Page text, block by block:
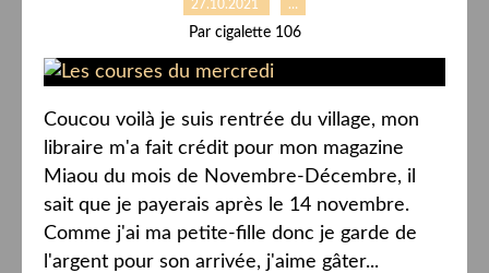
27.10.2021 …
Par cigalette 106
Coucou voilà je suis rentrée du village, mon
libraire m'a fait crédit pour mon magazine
Miaou du mois de Novembre-Décembre, il
sait que je payerais après le 14 novembre.
Comme j'ai ma petite-fille donc je garde de
l'argent pour son arrivée, j'aime gâter...